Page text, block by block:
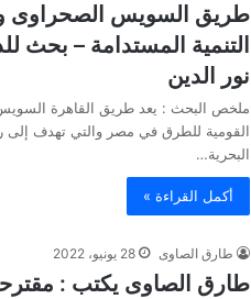
طريق السويس الصحراوى
التنمية المستدامة – بحث
نور الدين
ملخص البحث : يعد طريق القاهرة
القومية للطرق في مصر والتي تهدف إلى
البحرية…
أكمل القراءة »
طارق الصاوى 28 يونيو، 2022
طارق الصاوى يكتب :